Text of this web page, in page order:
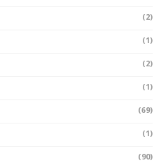
(2)
(1)
(2)
(1)
(69)
(1)
(90)